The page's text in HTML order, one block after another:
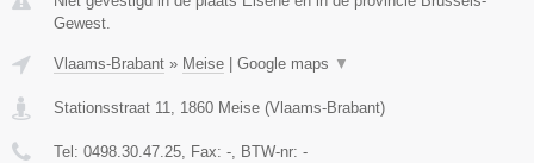
Gewest.
Vlaams-Brabant » Meise Google maps ▼
Stationsstraat 11, 1860 Meise (Vlaams-Brabant)
Tel: 0498.30.47.25, Fax: -, BTW-nr: -